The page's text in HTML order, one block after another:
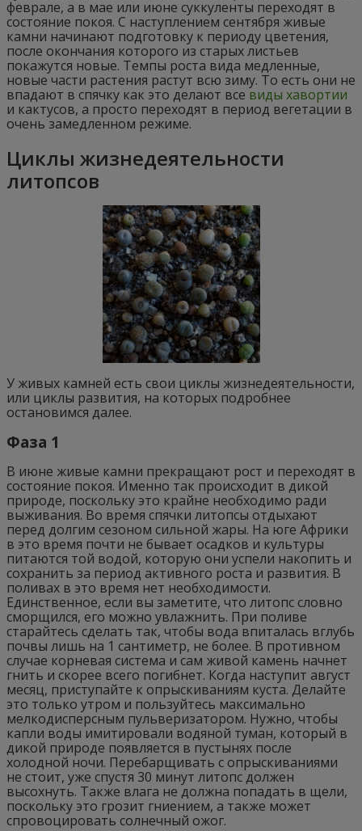
феврале, а в мае или июне суккуленты переходят в
состояние покоя. С наступлением сентября живые
камни начинают подготовку к периоду цветения,
после окончания которого из старых листьев
покажутся новые. Темпы роста вида медленные,
новые части растения растут всю зиму. То есть они не
впадают в спячку как это делают все виды хавортии
и кактусов, а просто переходят в период вегетации в
очень замедленном режиме.
Циклы жизнедеятельности
литопсов
У живых камней есть свои циклы жизнедеятельности,
или циклы развития, на которых подробнее
остановимся далее.
Фаза 1
В июне живые камни прекращают рост и переходят в
состояние покоя. Именно так происходит в дикой
природе, поскольку это крайне необходимо ради
выживания. Во время спячки литопсы отдыхают
перед долгим сезоном сильной жары. На юге Африки
в это время почти не бывает осадков и культуры
питаются той водой, которую они успели накопить и
сохранить за период активного роста и развития. В
поливах в это время нет необходимости.
Единственное, если вы заметите, что литопс словно
сморщился, его можно увлажнить. При поливе
старайтесь сделать так, чтобы вода впиталась вглубь
почвы лишь на 1 сантиметр, не более. В противном
случае корневая система и сам живой камень начнет
гнить и скорее всего погибнет. Когда наступит август
месяц, приступайте к опрыскиваниям куста. Делайте
это только утром и пользуйтесь максимально
мелкодисперсным пульверизатором. Нужно, чтобы
капли воды имитировали водяной туман, который в
дикой природе появляется в пустынях после
холодной ночи. Перебарщивать с опрыскиваниями
не стоит, уже спустя 30 минут литопс должен
высохнуть. Также влага не должна попадать в щели,
поскольку это грозит гниением, а также может
спровоцировать солнечный ожог.